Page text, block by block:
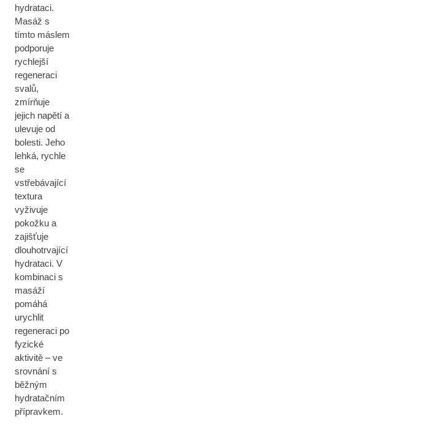
hydrataci.
Masáž s
tímto máslem
podporuje
rychlejší
regeneraci
svalů,
zmírňuje
jejich napětí a
ulevuje od
bolesti. Jeho
lehká, rychle
se
vstřebávající
textura
vyživuje
pokožku a
zajišťuje
dlouhotrvající
hydrataci. V
kombinaci s
masáží
pomáhá
urychlit
regeneraci po
fyzické
aktivitě – ve
srovnání s
běžným
hydratačním
přípravkem.